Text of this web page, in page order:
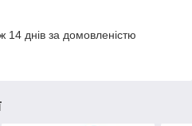
днів за домовленістю